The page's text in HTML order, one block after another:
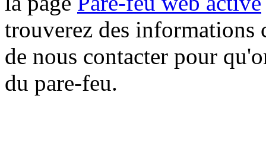
trouverez des informations
de nous contacter pour
du pare-feu.